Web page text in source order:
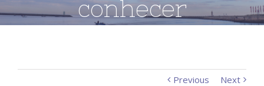
conhecer
Previous Next